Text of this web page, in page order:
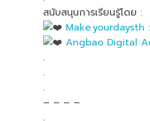
สนับสนุนการเรียนรู้โดย :
Angbao Digital
.
.
.
– – – –
.